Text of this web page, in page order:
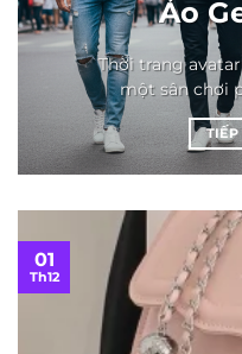
Ảo
Thời trang
một sân chơi
01
Th12